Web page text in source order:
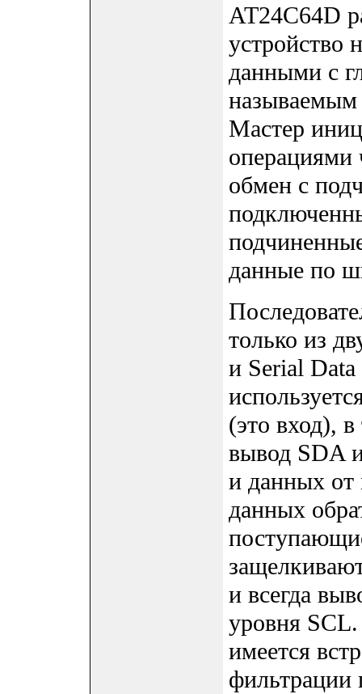
AT24C64D
устройство
данными с
Мастер
операциями
обмен с
данные по
только из
и Serial
(это вход),
вывод SDA
и данных от
данных
и всегда
уровня
имеется
фильтрации